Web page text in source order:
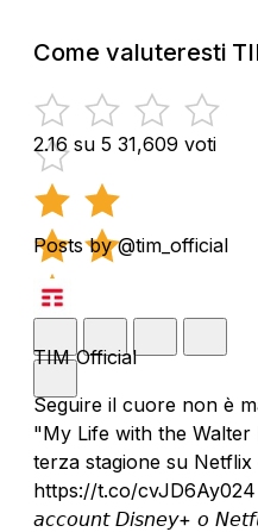
Come valuteresti
2.16 su 5 31,609 voti
Posts by @tim_official
TIM Official
Seguire il cuore non è
"My Life with the
terza stagione su
https://t.co/cvJD6Ay024
𝘢𝘤𝘤𝘰𝘶𝘯𝘵 𝘋𝘪𝘴𝘯𝘦𝘺+ 𝘰